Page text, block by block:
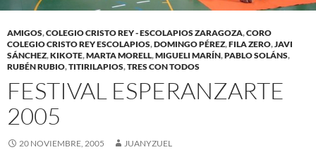
AMIGOS,COLEGIO CRISTO REY - ESCOLAPIOS ZARAGOZA,CORO
COLEGIO CRISTO REY ESCOLAPIOS,DOMINGO PÉREZ,FILA ZERO,JAVI
SÁNCHEZ,KIKOTE,MARTA MORELL,MIGUELI MARÍN,PABLO SOLÁNS,
RUBÉN RUBIO,TITIRILAPIOS,TRES CON TODOS
FESTIVAL ESPERANZARTE
2005
20 NOVIEMBRE, 2005 JUANYZUEL